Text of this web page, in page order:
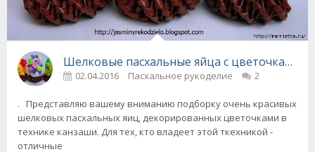
Шелковые пасхальные яйца с цветочками
02.04.2016 Пасхальное рукоделие 2
. Представляю вашему вниманию подборку очень красивых
шелковых пасхальных яиц, декорированных цветочками в
технике канзаши. Для тех, кто владеет этой ткехникой -
отличные